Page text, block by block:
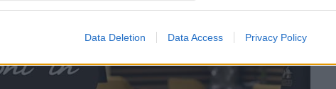
Data Deletion Data Access Privacy Policy